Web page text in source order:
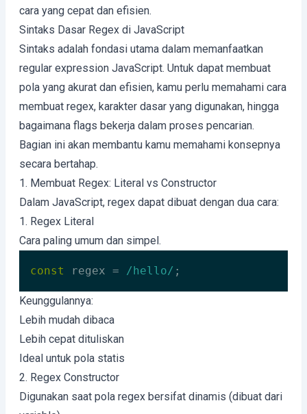
cara yang cepat dan efisien.
Sintaks Dasar Regex di JavaScript
Sintaks adalah fondasi utama dalam memanfaatkan
regular expression JavaScript. Untuk dapat membuat
pola yang akurat dan efisien, kamu perlu memahami cara
membuat regex, karakter dasar yang digunakan, hingga
bagaimana flags bekerja dalam proses pencarian.
Bagian ini akan membantu kamu memahami konsepnya
secara bertahap.
1. Membuat Regex: Literal vs Constructor
Dalam JavaScript, regex dapat dibuat dengan dua cara:
1. Regex Literal
Cara paling umum dan simpel.
const regex = /hello/ ;
Code language:
Keunggulannya:
Lebih mudah dibaca
Lebih cepat dituliskan
Ideal untuk pola statis
2. Regex Constructor
Digunakan saat pola regex bersifat dinamis (dibuat dari